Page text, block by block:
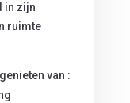
in zijn
ruimte
van :